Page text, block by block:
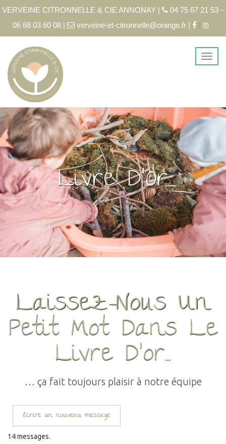
VERVEINE CITRONNELLE & CIE ANNONAY |
04 75 67 21 53 –
06 68 03 60 08 |
verveine-et-citronnelle@orange.fr | |
Livre D’Or
Laissez-Nous Un
Petit Mot Dans Le
Livre D'or...
… ça fait toujours plaisir à notre équipe
14 messages.